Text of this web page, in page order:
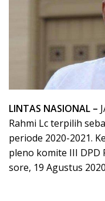
LINTAS NASIONAL –
Rahmi Lc terpilih
periode 2020-2021.
pleno komite III DPD
sore, 19 Agustus